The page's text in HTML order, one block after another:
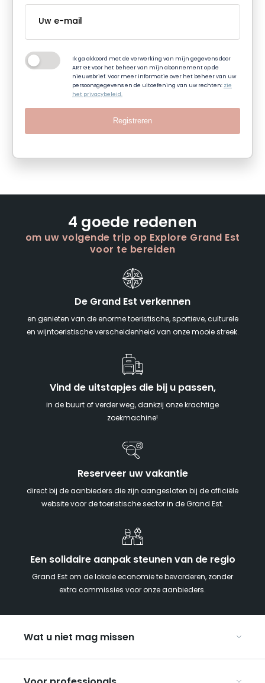
Ik ga akkoord met de verwerking van mijn gegevens door
ART GE voor het beheer van mijn abonnement op de
nieuwsbrief. Voor meer informatie over het beheer van uw
persoonsgegevens en de uitoefening van uw rechten: zie
het privacybeleid.
Registreren
4 goede redenen
om uw volgende trip op Explore Grand Est
voor te bereiden
De Grand Est verkennen
en genieten van de enorme toeristische, sportieve, culturele
en wijntoeristische verscheidenheid van onze mooie streek.
Vind de uitstapjes die bij u passen,
in de buurt of verder weg, dankzij onze krachtige
zoekmachine!
Reserveer uw vakantie
direct bij de aanbieders die zijn aangesloten bij de officiële
website voor de toeristische sector in de Grand Est.
Een solidaire aanpak steunen van de regio
Grand Est om de lokale economie te bevorderen, zonder
extra commissies voor onze aanbieders.
Wat u niet mag missen